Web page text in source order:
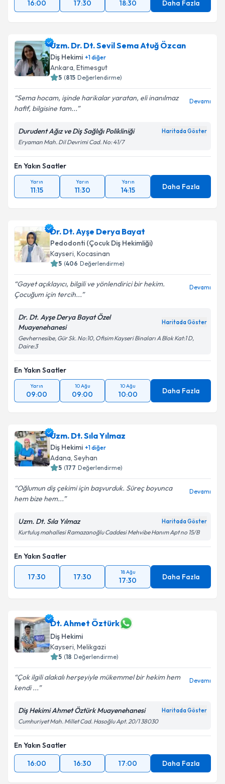
16:00
17:30 18:30 Daha Fazla
Uzm. Dr. Dt. Sevil Sema Atuğ Özcan
Diş Hekimi +1diğer
Ankara, Etimesgut
5 (815 Değerlendirme)
Sema hocam, işinde harikalar yaratan, eli inanılmaz
hafif, bilgisine tam...
Devamı
Durudent Ağız ve Diş Sağlığı Polikliniği Haritada Göster
Eryaman Mah. Dil Devrimi Cad. No: 41/7
En Yakın Saatler
Yarın
11:15
Yarın
11:30
Yarın
14:15 Daha Fazla
Dr. Dt. Ayşe Derya Bayat
Pedodonti (Çocuk Diş Hekimliği)
Kayseri, Kocasinan
5 (406 Değerlendirme)
Gayet açıklayıcı, bilgili ve yönlendirici bir hekim.
Çocuğum için tercih...
Devamı
Dr. Dt. Ayşe Derya Bayat Özel
Muayenehanesi
Haritada Göster
Gevhernesibe, Gür Sk. No:10, Ofisim Kayseri Binaları A Blok Kat:1 D,
Daire:3
En Yakın Saatler
Yarın
09:00
10 Ağu
09:00
10 Ağu
10:00 Daha Fazla
Uzm. Dt. Sıla Yılmaz
Diş Hekimi +1diğer
Adana, Seyhan
5 (177 Değerlendirme)
Oğlumun diş çekimi için başvurduk. Süreç boyunca
hem bize hem...
Devamı
Uzm. Dt. Sıla Yılmaz Haritada Göster
Kurtuluş mahallesi Ramazanoğlu Caddesi Mehvibe Hanım Apt no 15/B
En Yakın Saatler
17:30 17:30
18 Ağu
17:30 Daha Fazla
Dt. Ahmet Öztürk
Diş Hekimi
Kayseri, Melikgazi
5 (18 Değerlendirme)
Çok ilgili alakalı herşeyiyle mükemmel bir hekim hem
kendi ...
Devamı
Diş Hekimi Ahmet Öztürk Muayenehanesi Haritada Göster
Cumhuriyet Mah. Millet Cad. Hasoğlu Apt. 20/1 38030
En Yakın Saatler
16:00
16:30 17:00 Daha Fazla